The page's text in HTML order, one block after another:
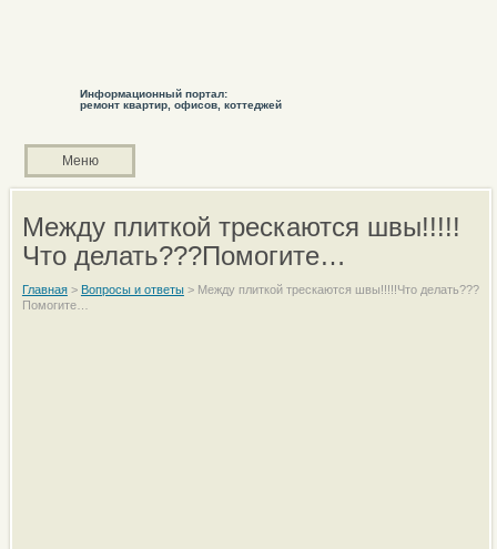
Информационный портал:
ремонт квартир, офисов, коттеджей
Меню
Между плиткой трескаются швы!!!!!
Что делать???Помогите…
Главная> Вопросы и ответы> Между плиткой трескаются швы!!!!!Что делать???
Помогите…